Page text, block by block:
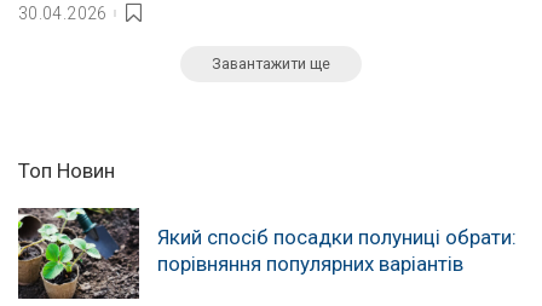
30.04.2026
Завантажити ще
Топ Новин
Який спосіб посадки полуниці обрати:
порівняння популярних варіантів